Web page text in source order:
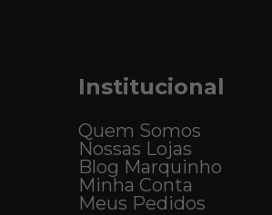
Institucional
Quem Somos
Nossas Lojas
Blog Marquinho
Minha Conta
Meus Pedidos